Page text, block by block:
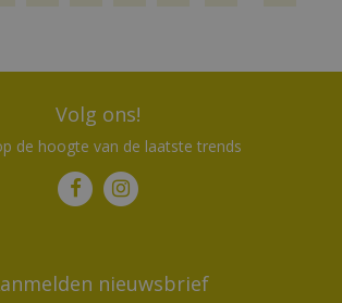
Volg ons!
de hoogte van de laatste trends
nieuwsbrief